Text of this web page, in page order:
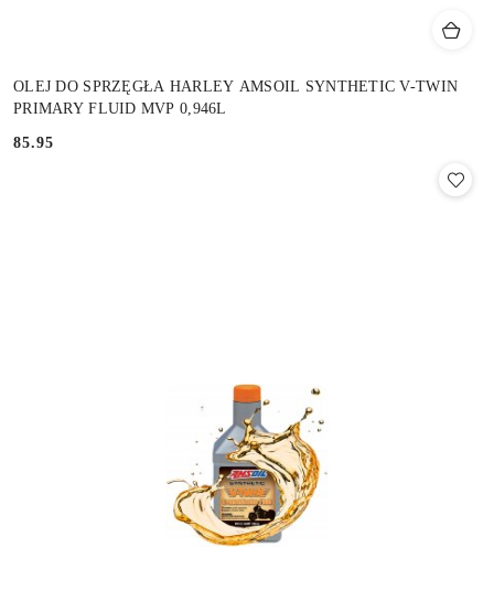
OLEJ DO SPRZĘGŁA HARLEY AMSOIL SYNTHETIC V-TWIN
PRIMARY FLUID MVP 0,946L
Cena:
85.95